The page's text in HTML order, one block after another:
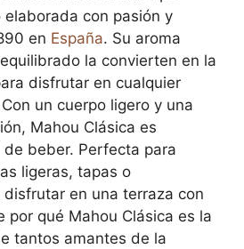
elaborada con pasión y
en España. Su aroma
la convierten en la
disfrutar en cualquier
un cuerpo ligero y una
Mahou Clásica es
beber. Perfecta para
ligeras, tapas o
en una terraza con
por qué Mahou Clásica es la
tantos amantes de la